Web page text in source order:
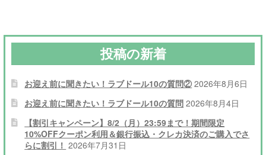
シ
ョ
ン
投稿の新着
お迎え前に聞きたい！ラブドール10の質問② 2026年8月6日
お迎え前に聞きたい！ラブドール10の質問 2026年8月4日
【割引キャンペーン】8/2（月）23:59まで！期間限定
10%OFFクーポン利用＆銀行振込・クレカ決済のご購入でさ
らに割引！ 2026年7月31日